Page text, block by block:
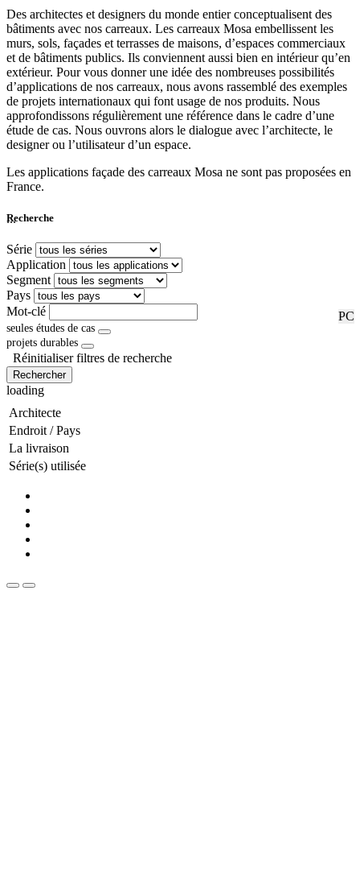
Des architectes et designers du monde entier conceptualisent des
bâtiments avec nos carreaux. Les carreaux Mosa embellissent les
murs, sols, façades et terrasses de maisons, d’espaces commerciaux
et de bâtiments publics. Ils conviennent aussi bien en intérieur qu’en
extérieur. Pour vous donner une idée des nombreuses possibilités
d’applications de nos carreaux, nous avons rassemblé des exemples
de projets internationaux qui font usage de nos produits. Nous
approfondissons régulièrement une référence dans le cadre d’une
étude de cas. Nous ouvrons alors le dialogue avec l’architecte, le
designer ou l’utilisateur d’un espace.
Les applications façade des carreaux Mosa ne sont pas proposées en
France.
...
Recherche
Série
Application
Segment
Pays
Mot-clé
RF
PC
seules études de cas
projets durables
Réinitialiser filtres de recherche
Rechercher
loading
Architecte
Endroit / Pays
La livraison
Série(s) utilisée